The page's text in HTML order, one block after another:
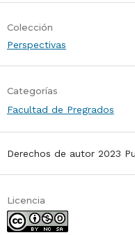
Colección
Perspectivas
Categorías
Facultad de Pregrados
Derechos de autor 2023
Licencia